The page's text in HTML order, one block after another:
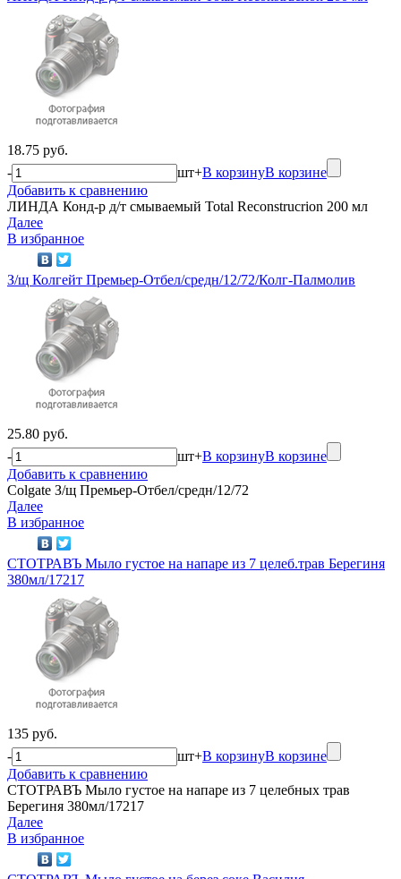
18.75 руб.
-
шт+В корзинуВ корзине
Добавить к сравнению
ЛИНДА Конд-р д/т смываемый Total Reconstrucrion 200 мл
Далее
В избранное
З/щ Колгейт Премьер-Отбел/средн/12/72/Колг-Палмолив
25.80 руб.
-
шт+В корзинуВ корзине
Добавить к сравнению
Colgate З/щ Премьер-Отбел/средн/12/72
Далее
В избранное
СТОТРАВЪ Мыло густое на напаре из 7 целеб.трав Берегиня
380мл/17217
135 руб.
-
шт+В корзинуВ корзине
Добавить к сравнению
СТОТРАВЪ Мыло густое на напаре из 7 целебных трав
Берегиня 380мл/17217
Далее
В избранное